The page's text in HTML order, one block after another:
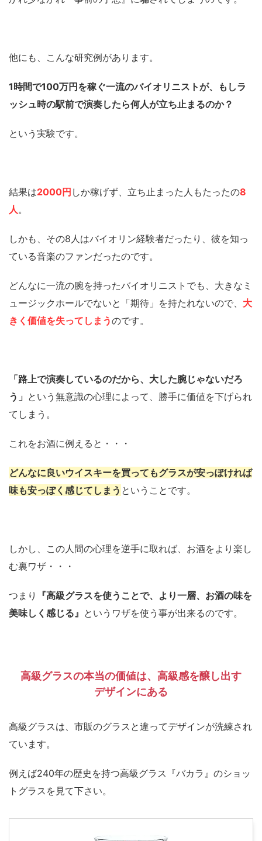
他にも、こんな研究例があります。
1時間で100万円を稼ぐ一流のバイオリニストが、もしラ
ッシュ時の駅前で演奏したら何人が立ち止まるのか？
という実験です。
結果は2000円 しか稼げず、立ち止まった人もたったの8
人 。
しかも、その8人はバイオリン経験者だったり、彼を知っ
ている音楽のファンだったのです。
どんなに一流の腕を持ったバイオリニストでも、大きなミ
ュージックホールでないと「期待」を持たれないので、 大
きく価値を失ってしまうのです。
「路上で演奏しているのだから、大した腕じゃないだろ
う」 という無意識の心理によって、勝手に価値を下げられ
てしまう。
これをお酒に例えると・・・
どんなに良いウイスキーを買ってもグラスが安っぽければ
味も安っぽく感じてしまう ということです。
しかし、この人間の心理を逆手に取れば、お酒をより楽し
む裏ワザ・・・
つまり
『高級グラスを使うことで、より一層、お酒の味を
美味しく感じる』 というワザを使う事が出来るのです。
高級グラスの本当の価値は、高級感を醸し出す
デザインにある
高級グラスは、市販のグラスと違ってデザインが洗練され
ています。
例えば240年の歴史を持つ高級グラス『バカラ』のショッ
トグラスを見て下さい。